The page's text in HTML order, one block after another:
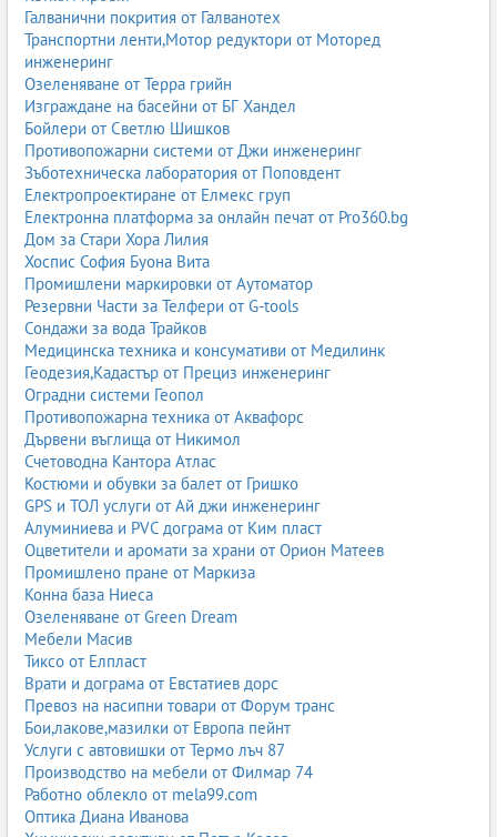
Галванични покрития от Галванотех
Транспортни ленти,Мотор редуктори от Моторед
инженеринг
Озеленяване от Терра грийн
Изграждане на басейни от БГ Хандел
Бойлери от Светлю Шишков
Противопожарни системи от Джи инженеринг
Зъботехническа лаборатория от Поповдент
Електропроектиране от Елмекс груп
Електронна платформа за онлайн печат от Pro360.bg
Дом за Стари Хора Лилия
Хоспис София Буона Вита
Промишлени маркировки от Аутоматор
Резервни Части за Телфери от G-tools
Сондажи за вода Трайков
Медицинска техника и консумативи от Медилинк
Геодезия,Кадастър от Прециз инженеринг
Оградни системи Геопол
Противопожарна техника от Аквафорс
Дървени въглища от Никимол
Счетоводна Кантора Атлас
Костюми и обувки за балет от Гришко
GPS и ТОЛ услуги от Ай джи инженеринг
Алуминиева и PVC дограма от Ким пласт
Оцветители и аромати за храни от Орион Матеев
Промишлено пране от Маркиза
Конна база Ниеса
Озеленяване от Green Dream
Мебели Масив
Тиксо от Елпласт
Врати и дограма от Евстатиев дорс
Превоз на насипни товари от Форум транс
Бои,лакове,мазилки от Европа пейнт
Услуги с автовишки от Термо лъч 87
Производство на мебели от Филмар 74
Работно облекло от mela99.com
Оптика Диана Иванова